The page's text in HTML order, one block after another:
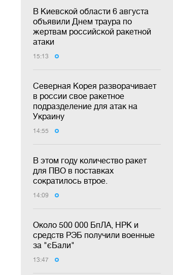
В Киевской области 6 августа
объявили Днем траура по
жертвам российской ракетной
атаки
15:13
Северная Корея разворачивает
в россии свое ракетное
подразделение для атак на
Украину
14:55
В этом году количество ракет
для ПВО в поставках
сократилось втрое.
14:09
Около 500 000 БпЛА, НРК и
средств РЭБ получили военные
за "єБали"
13:47